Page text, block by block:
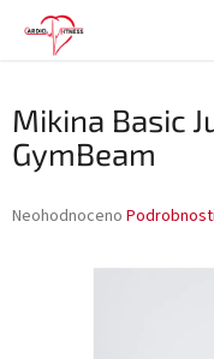
Mikina Basic
GymBeam
Průměrné
Neohodnoceno